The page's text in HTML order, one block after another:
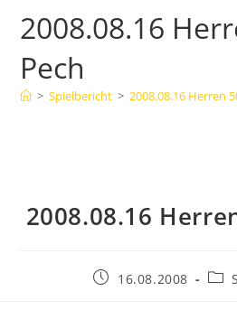
2008.08.16
Pech
> Spielbericht > 2008.08.16 Herren
2008.08.16
Beitrag16.08.2008